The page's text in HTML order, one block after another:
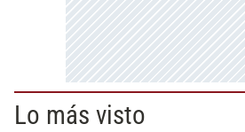
Lo más visto